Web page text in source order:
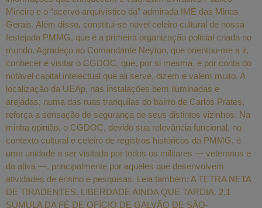
Mineiro e o “acervo arquivístico da” admirada IME das Minas
Gerais. Além disso, constitui-se novel celeiro cultural de nossa
festejada PMMG, que é a primeira organização policial criada no
mundo. Agradeço ao Comandante Neyton, que orientou-me a ir,
conhecer e visitar o CGDOC, que, por si mesma, e por conta do
notável capital intelectual que ali serve, dizem e valem muito. A
localização da UEAp, nas instalações bem iluminadas e
arejadas; numa das ruas tranquilas do bairro de Carlos Prates,
reforça a sensação de segurança de seus distintos vizinhos. Na
minha opinião, o CGDOC, devido sua relevância funcional, no
contexto cultural e celeiro de registros históricos da PMMG, é
uma unidade a ser visitada por todos os militares — veteranos e
da ativa —, principalmente por aqueles que desenvolvem
atividades de ensino e pesquisas. Leia também: A TETRA NETA
DE TIRADENTES. LIBERDADE AINDA QUE TARDIA. 2.1
SÚMULA DA FÉ DE OFÍCIO DE GALVÃO DE SÃO-